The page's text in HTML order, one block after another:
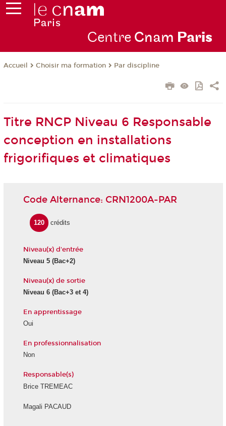
Centre Cnam Paris
Accueil Choisir ma formation Par discipline
Titre RNCP Niveau 6 Responsable
conception en installations
frigorifiques et climatiques
Code Alternance: CRN1200A-PAR
120 crédits
Niveau(x) d'entrée
Niveau 5(Bac+2)
Niveau(x) de sortie
Niveau 6(Bac+3 et 4)
En apprentissage
Oui
En professionnalisation
Non
Responsable(s)
Brice TREMEAC
Magali PACAUD